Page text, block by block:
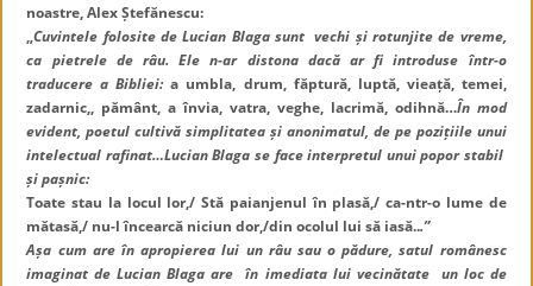
noastre, Alex Ștefănescu:
„Cuvintele folosite de Lucian Blaga sunt vechi și rotunjite de vreme,
ca pietrele de râu. Ele n-ar distona dacă ar fi introduse într-o
traducere a Bibliei:a umbla, drum, făptură, luptă, vieață, temei,
zadarnic,, pământ, a învia, vatra, veghe, lacrimă, odihnă…În mod
evident, poetul cultivă simplitatea și anonimatul, de pe pozițiile unui
intelectual rafinat…Lucian Blaga se face interpretul unui popor stabil
și pașnic:
Toate stau la locul lor,/ Stă paianjenul în plasă,/ ca-ntr-o lume de
mătasă,/ nu-l încearcă niciun dor,/din ocolul lui să iasă...”
Așa cum are în apropierea lui un râu sau o pădure, satul românesc
imaginat de Lucian Blaga are în imediata lui vecinătate un loc de